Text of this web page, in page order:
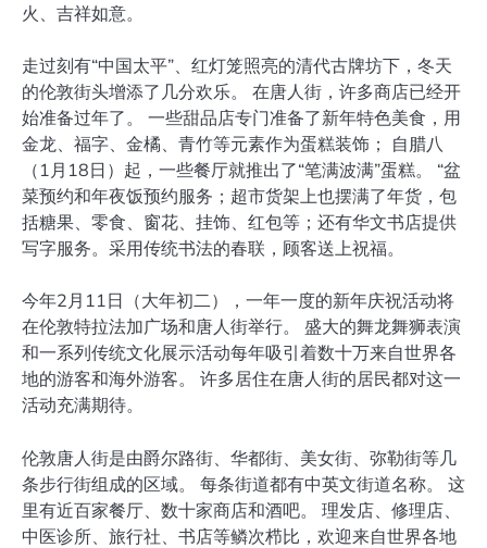
火、吉祥如意。
走过刻有“中国太平”、红灯笼照亮的清代古牌坊下，冬天
的伦敦街头增添了几分欢乐。 在唐人街，许多商店已经开
始准备过年了。 一些甜品店专门准备了新年特色美食，用
金龙、福字、金橘、青竹等元素作为蛋糕装饰； 自腊八
（1月18日）起，一些餐厅就推出了“笔满波满”蛋糕。 “盆
菜预约和年夜饭预约服务；超市货架上也摆满了年货，包
括糖果、零食、窗花、挂饰、红包等；还有华文书店提供
写字服务。采用传统书法的春联，顾客送上祝福。
今年2月11日（大年初二），一年一度的新年庆祝活动将
在伦敦特拉法加广场和唐人街举行。 盛大的舞龙舞狮表演
和一系列传统文化展示活动每年吸引着数十万来自世界各
地的游客和海外游客。 许多居住在唐人街的居民都对这一
活动充满期待。
伦敦唐人街是由爵尔路街、华都街、美女街、弥勒街等几
条步行街组成的区域。 每条街道都有中英文街道名称。 这
里有近百家餐厅、数十家商店和酒吧。 理发店、修理店、
中医诊所、旅行社、书店等鳞次栉比，欢迎来自世界各地